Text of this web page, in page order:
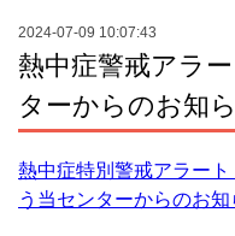
2024-07-09 10:07:43
熱中症警戒アラ
ターからのお知
熱中症特別警戒アラー
う当センターからのお知